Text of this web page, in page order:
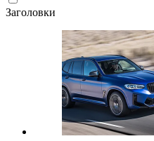
Заголовки